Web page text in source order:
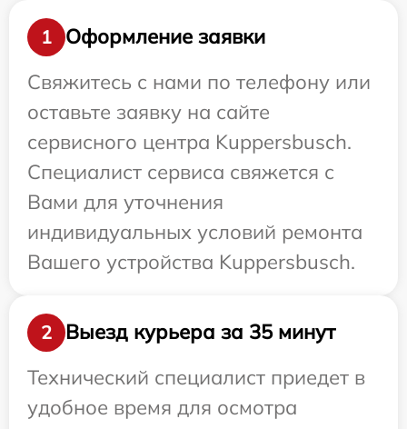
1
Оформление заявки
Свяжитесь с нами по телефону или
оставьте заявку на сайте
сервисного центра Kuppersbusch.
Специалист сервиса свяжется с
Вами для уточнения
индивидуальных условий ремонта
Вашего устройства Kuppersbusch.
2
Выезд курьера за 35 минут
Технический специалист приедет в
удобное время для осмотра